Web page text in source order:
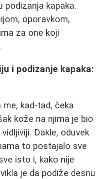
podizanja kapaka.
oporavkom,
za one koji
i podizanje kapaka:
kad-tad, čeka
kože na njima je bio
Dakle, oduvek
to postajalo sve
isto i, kako nije
je da podiže desnu